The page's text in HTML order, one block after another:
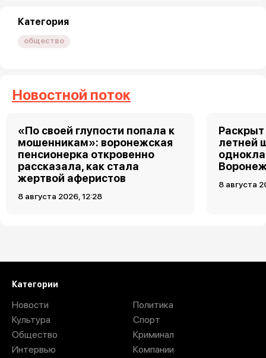
Категория
общество
Новостной поток
«По своей глупости попала к
мошенникам»: воронежская
пенсионерка откровенно
рассказала, как стала
жертвой аферистов
8 августа 2026, 12:28
летней
8 августа
Категории
Новости
Культура
Общество
Интервью
Политика
Спорт
Криминал
Компании